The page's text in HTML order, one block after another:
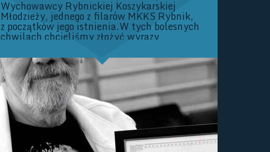
Wychowawcy Rybnickiej Koszykarskiej
Młodzieży, jednego z filarów MKKS Rybnik,
z początków jego istnienia.W tych bolesnych
chwilach chcieliśmy złożyć wyrazy
Bliskim Zmarłego. Zarząd oraz Członkowie
Śląskiego Związku Koszykówki Nie da się
ukryć, że mamy dziś bardzo smutny dzień
dla Śląskiego Basketu.